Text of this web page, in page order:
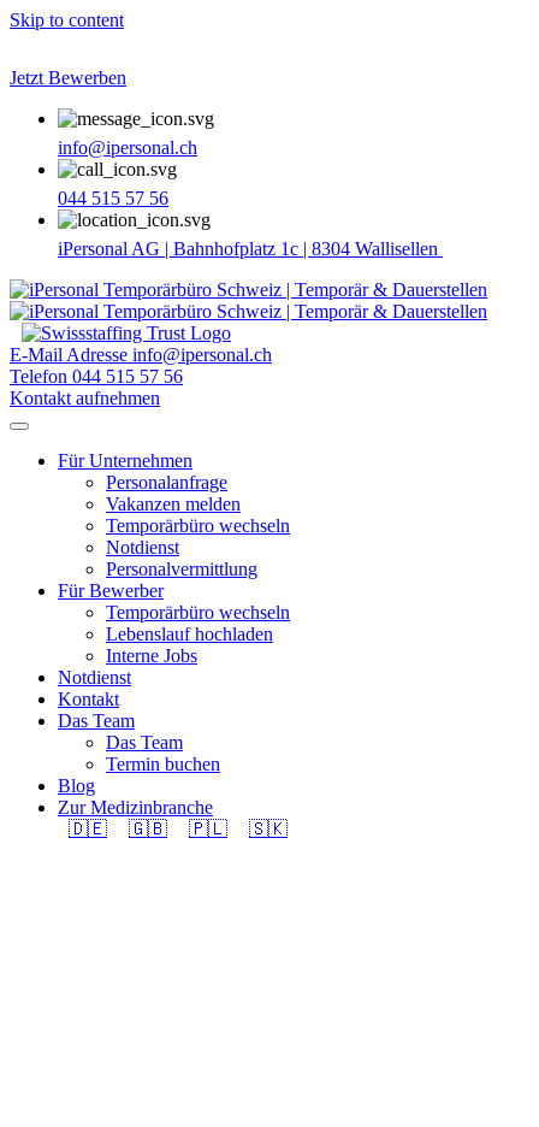
Skip to content
Jetzt Bewerben
info@ipersonal.ch
044 515 57 56
iPersonal AG | Bahnhofplatz 1c | 8304 Wallisellen
E-Mail Adresse info@ipersonal.ch
Telefon 044 515 57 56
Kontakt aufnehmen
Für Unternehmen
Personalanfrage
Vakanzen melden
Temporärbüro wechseln
Notdienst
Personalvermittlung
Für Bewerber
Temporärbüro wechseln
Lebenslauf hochladen
Interne Jobs
Notdienst
Kontakt
Das Team
Das Team
Termin buchen
Blog
Zur Medizinbranche
🇩🇪
🇬🇧 🇵🇱 🇸🇰